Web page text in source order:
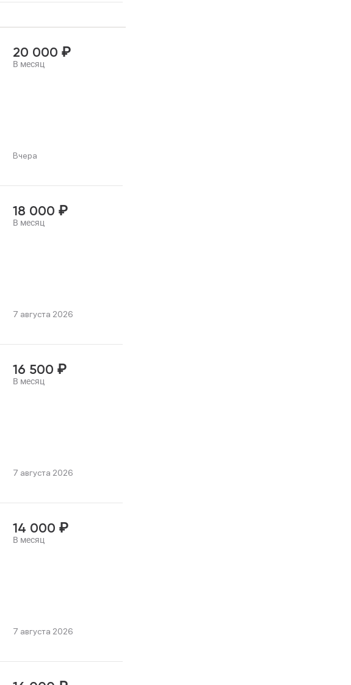
20 000 ₽
В месяц
Вчера
18 000 ₽
В месяц
7 августа 2026
16 500 ₽
В месяц
7 августа 2026
14 000 ₽
В месяц
7 августа 2026